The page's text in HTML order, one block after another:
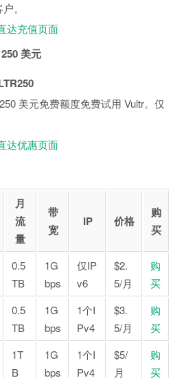
。
达充值页面
美元
美元免费额度免费试用 Vultr。仅
达优惠页面
月
流
量
带
宽
IP 价格
购
买
0.5
TB
1G
bps
仅IP
v6
$2.
5/月
购
买
0.5
TB
1G
bps
1个I
Pv4
$3.
5/月
购
买
1T
B
1G
bps
1个I
Pv4
$5/
月
购
买